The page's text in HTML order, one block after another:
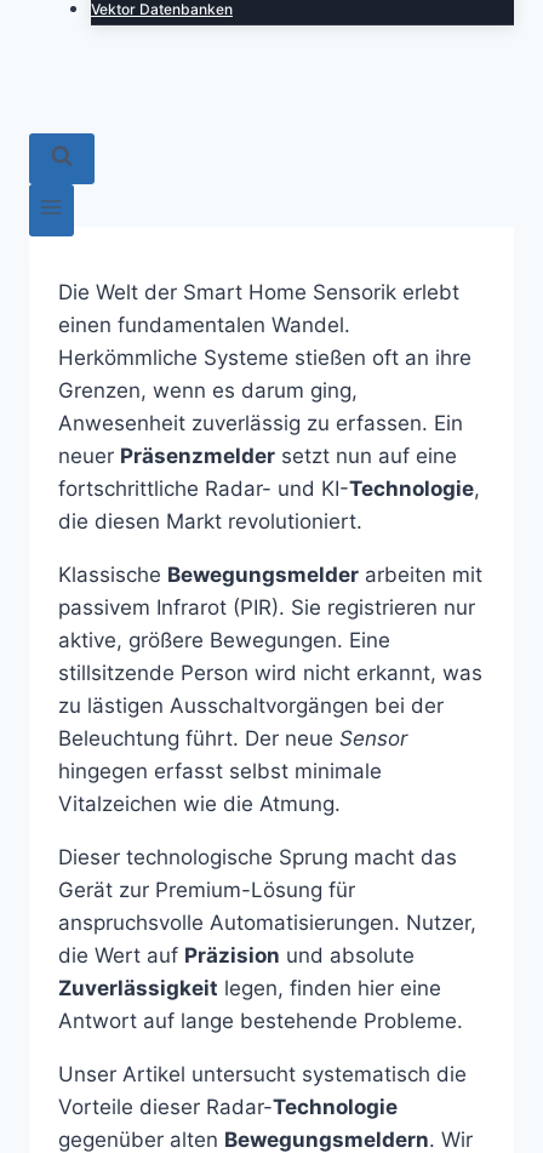
Vektor Datenbanken
Die Welt der Smart Home Sensorik erlebt
einen fundamentalen Wandel.
Herkömmliche Systeme stießen oft an ihre
Grenzen, wenn es darum ging,
Anwesenheit zuverlässig zu erfassen. Ein
neuer Präsenzmelder setzt nun auf eine
fortschrittliche Radar- und KI-Technologie,
die diesen Markt revolutioniert.
Klassische Bewegungsmelder arbeiten mit
passivem Infrarot (PIR). Sie registrieren nur
aktive, größere Bewegungen. Eine
stillsitzende Person wird nicht erkannt, was
zu lästigen Ausschaltvorgängen bei der
Beleuchtung führt. Der neue Sensor
hingegen erfasst selbst minimale
Vitalzeichen wie die Atmung.
Dieser technologische Sprung macht das
Gerät zur Premium-Lösung für
anspruchsvolle Automatisierungen. Nutzer,
die Wert auf Präzision und absolute
Zuverlässigkeit legen, finden hier eine
Antwort auf lange bestehende Probleme.
Unser Artikel untersucht systematisch die
Vorteile dieser Radar-Technologie
gegenüber alten Bewegungsmeldern. Wir